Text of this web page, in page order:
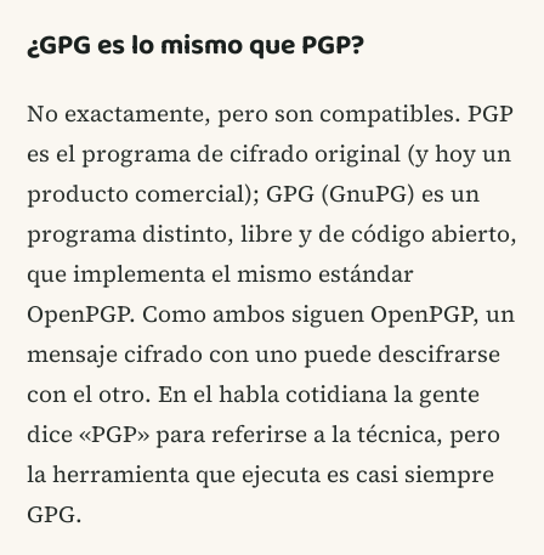
¿GPG es lo mismo que PGP?
No exactamente, pero son compatibles. PGP
es el programa de cifrado original (y hoy un
producto comercial); GPG (GnuPG) es un
programa distinto, libre y de código abierto,
que implementa el mismo estándar
OpenPGP. Como ambos siguen OpenPGP, un
mensaje cifrado con uno puede descifrarse
con el otro. En el habla cotidiana la gente
dice «PGP» para referirse a la técnica, pero
la herramienta que ejecuta es casi siempre
GPG.